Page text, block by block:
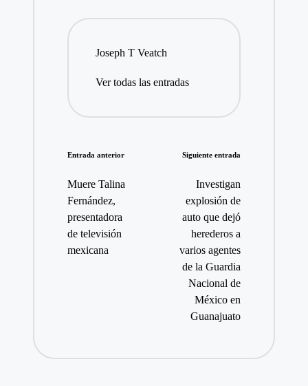
Joseph T Veatch
Ver todas las entradas
Navegación
de
entradas
Entrada anterior
Muere Talina
Fernández,
presentadora
de televisión
mexicana
Siguiente entrada
Investigan
explosión de
auto que dejó
herederos a
varios agentes
de la Guardia
Nacional de
México en
Guanajuato